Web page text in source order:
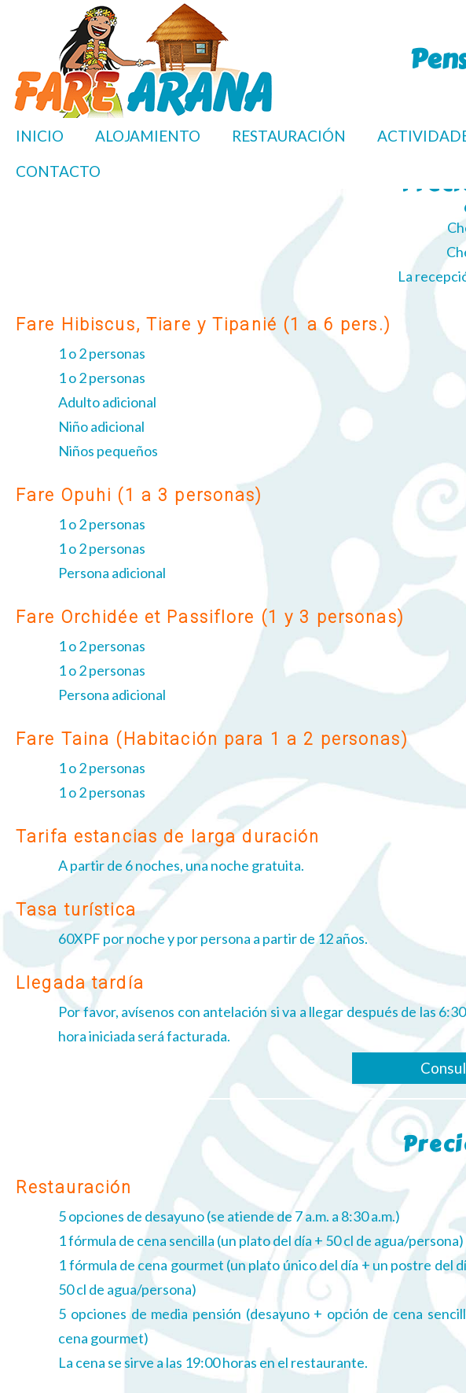
INICIO ALOJAMIENTO RESTAURACIÓN
CONTACTO
La
Fare Hibiscus, Tiare y Tipanié (1 a 6 pers.)
1 o 2 personas
1 o 2 personas
Adulto adicional
Niño adicional
Niños pequeños
Fare Opuhi (1 a 3 personas)
1 o 2 personas
1 o 2 personas
Persona adicional
Fare Orchidée et Passiflore (1 y 3 personas)
1 o 2 personas
1 o 2 personas
Persona adicional
Fare Taina (Habitación para 1 a 2 personas)
1 o 2 personas
1 o 2 personas
Tarifa estancias de larga duración
A partir de 6 noches, una noche gratuita.
Tasa turística
60XPF por noche y por persona a partir de 12 años.
Llegada tardía
Por favor, avísenos con antelación si va a llegar después de las
hora iniciada será facturada.
Restauración
5 opciones de desayuno (se atiende de 7 a.m. a 8:30 a.m.)
1 fórmula de cena sencilla (un plato del día + 50 cl de agua/persona)
1 fórmula de cena gourmet (un plato único del día + un postre del
50 cl de agua/persona)
5 opciones de media pensión (desayuno + opción de cena
cena gourmet)
La cena se sirve a las 19:00 horas en el restaurante.